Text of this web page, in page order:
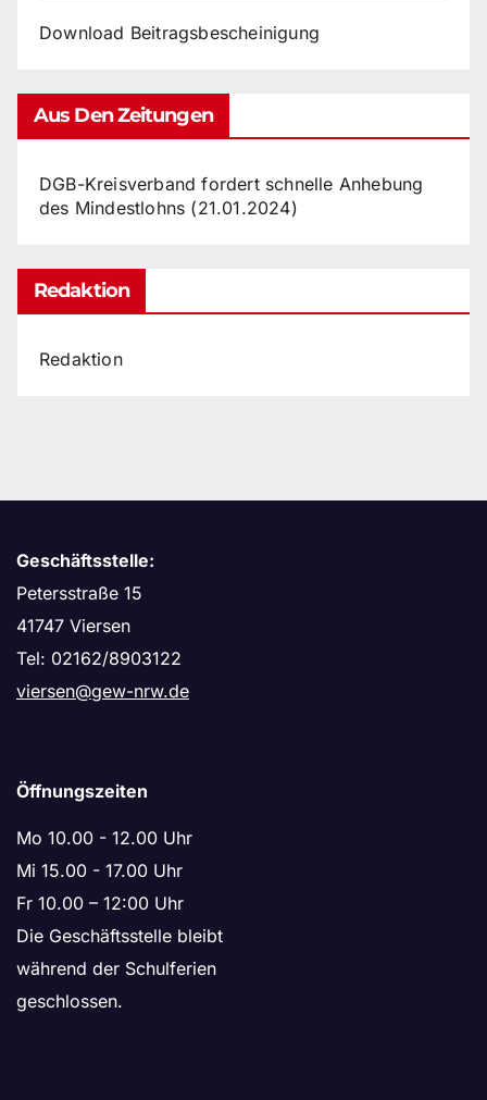
Download Beitragsbescheinigung
Aus Den Zeitungen
DGB-Kreisverband fordert schnelle Anhebung
des Mindestlohns (21.01.2024)
Redaktion
Redaktion
Geschäftsstelle:
Petersstraße 15
41747 Viersen
Tel: 02162/8903122
viersen@gew-nrw.de
Öffnungszeiten
Mo 10.00 - 12.00 Uhr
Mi 15.00 - 17.00 Uhr
Fr 10.00 – 12:00 Uhr
Die Geschäftsstelle bleibt
während der Schulferien
geschlossen.